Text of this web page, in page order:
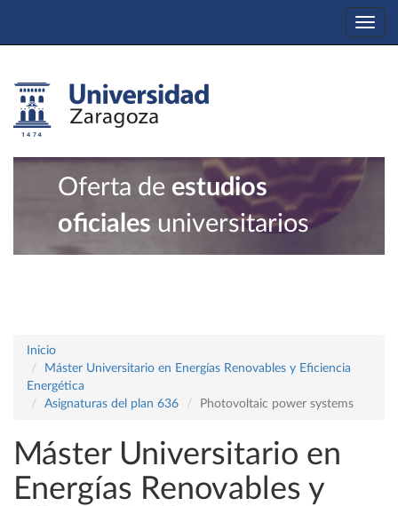
Oferta de estudios
oficiales universitarios
Inicio
Máster Universitario en Energías Renovables y Eficiencia
Energética
Asignaturas del plan 636
Photovoltaic power systems
Máster Universitario en
Energías Renovables y